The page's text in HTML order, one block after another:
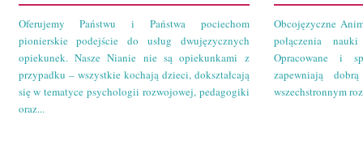
Oferujemy Państwu i Państwa pociechom
pionierskie podejście do usług dwujęzycznych
opiekunek. Nasze Nianie nie są opiekunkami z
przypadku – wszystkie kochają dzieci, dokształcają
się w tematyce psychologii rozwojowej, pedagogiki
oraz...
Obcojęzyczne
połączenia
Opracowane i
zapewniają
wszechstronnym